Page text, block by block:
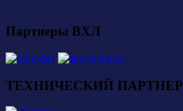
Партнеры ВХЛ
ТЕХНИЧЕСКИЙ ПАРТНЕР